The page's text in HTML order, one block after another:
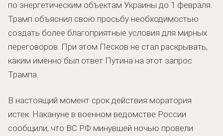
по энергетическим объектам Украины до 1 февраля.
Трамп объяснил свою просьбу необходимостью
создать более благоприятные условия для мирных
переговоров. При этом Песков не стал раскрывать,
каким именно был ответ Путина на этот запрос
Трампа.
В настоящий момент срок действия моратория
истек. Накануне в военном ведомстве России
сообщили, что ВС РФ минувшей ночью провели